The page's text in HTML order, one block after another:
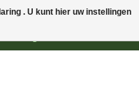
. U kunt hier uw instellingen